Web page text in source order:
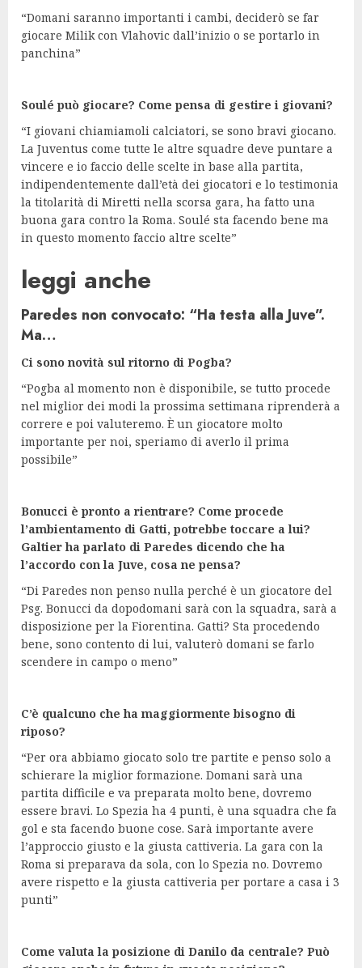
“Domani saranno importanti i cambi, deciderò se far
giocare Milik con Vlahovic dall’inizio o se portarlo in
panchina”
Soulé può giocare? Come pensa di gestire i giovani?
“I giovani chiamiamoli calciatori, se sono bravi giocano.
La Juventus come tutte le altre squadre deve puntare a
vincere e io faccio delle scelte in base alla partita,
indipendentemente dall’età dei giocatori e lo testimonia
la titolarità di Miretti nella scorsa gara, ha fatto una
buona gara contro la Roma. Soulé sta facendo bene ma
in questo momento faccio altre scelte”
leggi anche
Paredes non convocato: “Ha testa alla Juve”.
Ma…
Ci sono novità sul ritorno di Pogba?
“Pogba al momento non è disponibile, se tutto procede
nel miglior dei modi la prossima settimana riprenderà a
correre e poi valuteremo. È un giocatore molto
importante per noi, speriamo di averlo il prima
possibile”
Bonucci è pronto a rientrare? Come procede
l’ambientamento di Gatti, potrebbe toccare a lui?
Galtier ha parlato di Paredes dicendo che ha
l’accordo con la Juve, cosa ne pensa?
“Di Paredes non penso nulla perché è un giocatore del
Psg. Bonucci da dopodomani sarà con la squadra, sarà a
disposizione per la Fiorentina. Gatti? Sta procedendo
bene, sono contento di lui, valuterò domani se farlo
scendere in campo o meno”
C’è qualcuno che ha maggiormente bisogno di
riposo?
“Per ora abbiamo giocato solo tre partite e penso solo a
schierare la miglior formazione. Domani sarà una
partita difficile e va preparata molto bene, dovremo
essere bravi. Lo Spezia ha 4 punti, è una squadra che fa
gol e sta facendo buone cose. Sarà importante avere
l’approccio giusto e la giusta cattiveria. La gara con la
Roma si preparava da sola, con lo Spezia no. Dovremo
avere rispetto e la giusta cattiveria per portare a casa i 3
punti”
Come valuta la posizione di Danilo da centrale? Può